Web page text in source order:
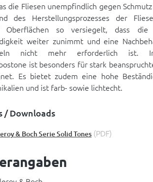
die Fliesen unempfindlich gegen
des Herstellungsprozesses der
Oberflächen so versiegelt, dass die
weiter zunimmt und eine
nicht mehr erforderlich ist.
ist besonders für stark
Es bietet zudem eine hohe
und ist farb- sowie lichtecht.
/ Downloads
& Boch Serie Solid Tones (PDF)